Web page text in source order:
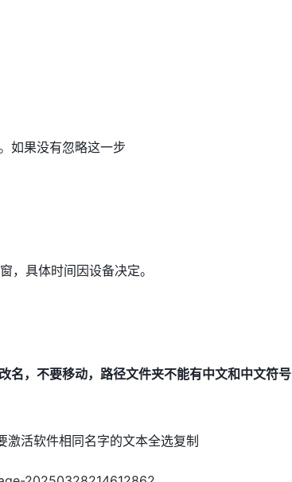
如果没有忽略这一步
，具体时间因设备决定。
名，不要移动，路径文件夹不能有中文和中文符
活软件相同名字的文本全选复制